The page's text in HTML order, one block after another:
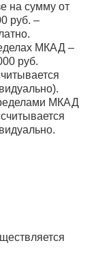
на сумму от
руб. –
МКАД –
руб.
МКАД